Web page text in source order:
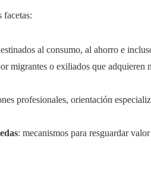
facetas:
al consumo, al ahorro e
migrantes o exiliados que
profesionales, orientación
: mecanismos para resguardar